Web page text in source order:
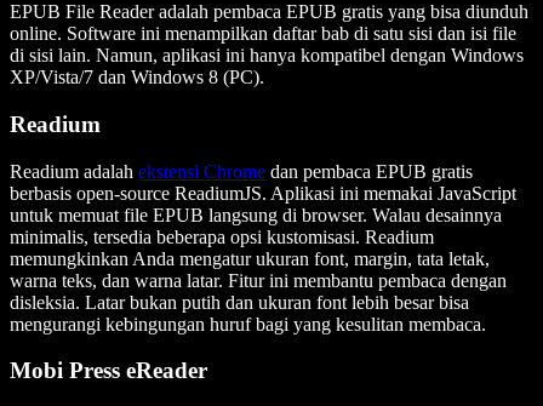
EPUB File Reader adalah pembaca EPUB gratis yang bisa diunduh
online. Software ini menampilkan daftar bab di satu sisi dan isi file
di sisi lain. Namun, aplikasi ini hanya kompatibel dengan Windows
XP/Vista/7 dan Windows 8 (PC).
Readium
Readium adalah ekstensi Chrome dan pembaca EPUB gratis
berbasis open-source ReadiumJS. Aplikasi ini memakai JavaScript
untuk memuat file EPUB langsung di browser. Walau desainnya
minimalis, tersedia beberapa opsi kustomisasi. Readium
memungkinkan Anda mengatur ukuran font, margin, tata letak,
warna teks, dan warna latar. Fitur ini membantu pembaca dengan
disleksia. Latar bukan putih dan ukuran font lebih besar bisa
mengurangi kebingungan huruf bagi yang kesulitan membaca.
Mobi Press eReader